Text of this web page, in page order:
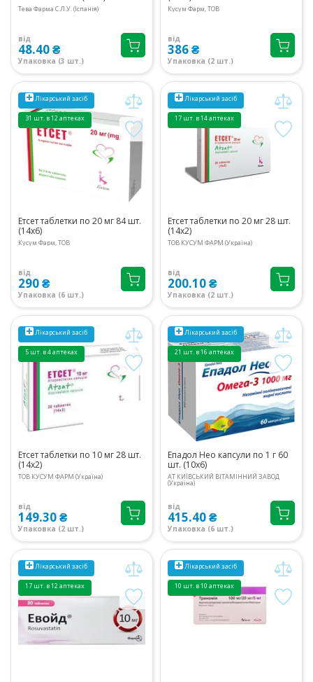
Тева Фарма С.Л.У. (Іспанія)
від
48.40 ₴
Упаковка (3 шт.)
Кусум Фарм, ТОВ
від
386 ₴
Упаковка (2 шт.)
Лікарський засіб
31 шт. в 12 аптеках
Етсет таблетки по 20 мг 84 шт.
(14х6)
Кусум Фарм, ТОВ
від
290 ₴
Упаковка (6 шт.)
Лікарський засіб
17 шт. в 14 аптеках
Етсет таблетки по 20 мг 28 шт.
(14х2)
ТОВ КУСУМ ФАРМ (Україна)
від
200.10 ₴
Упаковка (2 шт.)
Лікарський засіб
5 шт. в 4 аптеках
Етсет таблетки по 10 мг 28 шт.
(14х2)
ТОВ КУСУМ ФАРМ (Україна)
від
149.30 ₴
Упаковка (2 шт.)
Лікарський засіб
21 шт. в 16 аптеках
Епадол Нео капсули по 1 г 60
шт. (10х6)
АТ КИЇВСЬКИЙ ВІТАМІННИЙ ЗАВОД
(Україна)
від
415.40 ₴
Упаковка (6 шт.)
Лікарський засіб
17 шт. в 12 аптеках
Лікарський засіб
10 шт. в 10 аптеках